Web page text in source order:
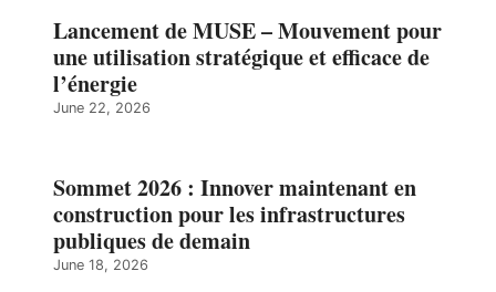
Lancement de MUSE – Mouvement pour
une utilisation stratégique et efficace de
l’énergie
June 22, 2026
Sommet 2026 : Innover maintenant en
construction pour les infrastructures
publiques de demain
June 18, 2026